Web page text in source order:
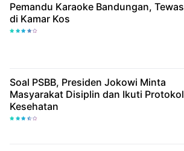
Pemandu Karaoke Bandungan, Tewas
di Kamar Kos
Soal PSBB, Presiden Jokowi Minta
Masyarakat Disiplin dan Ikuti Protokol
Kesehatan